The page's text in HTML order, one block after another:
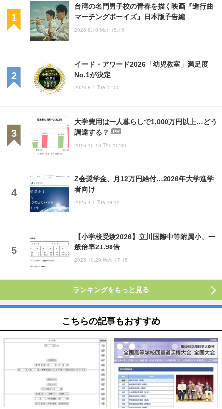
台湾の名門男子校の青春を描く映画『進行曲
マーチングボーイズ』日本版予告編
2026.8.10 Mon 15:15
イード・アワード2026「幼児教室」満足度
No.1が決定
2026.8.4 Tue 11:00
大学費用は一人暮らしで1,000万円以上…どう
調達する？
PR
2016.10.13 Thu 10:30
Z会奨学金、月12万円給付…2026年大学進学
者向け
2025.4.1 Tue 19:15
【小学校受験2026】立川国際中等附属小、一
般倍率21.98倍
2025.10.29 Wed 17:15
ランキングをもっと見る
こちらの記事もおすすめ